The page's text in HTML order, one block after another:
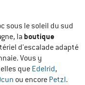
sous le soleil du sud
la boutique
d'escalade adapté
Vous y
que Edelrid,
ou encore Petzl.